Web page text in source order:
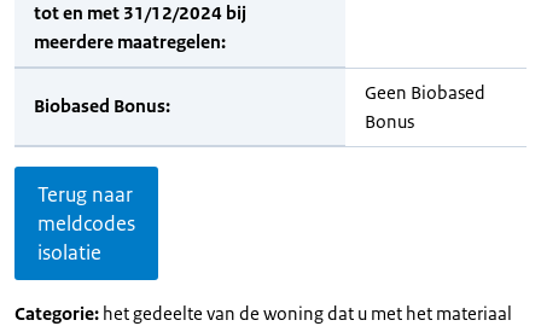
tot en met 31/12/2024 bij
meerdere maatregelen:
Biobased Bonus:
Geen Biobased
Bonus
Terug naar
meldcodes
isolatie
Categorie: het gedeelte van de woning dat u met het materiaal